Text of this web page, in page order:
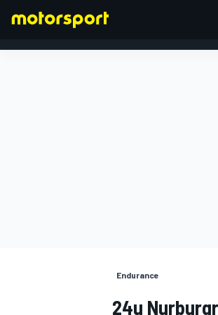
Endurance
24u